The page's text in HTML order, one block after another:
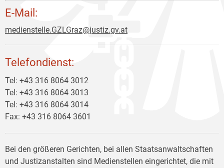
E-Mail:
medienstelle.GZLGraz@justiz.gv.at
Telefondienst:
Tel: +43 316 8064 3012
Tel: +43 316 8064 3013
Tel: +43 316 8064 3014
Fax: +43 316 8064 3601
Bei den größeren Gerichten, bei allen Staatsanwaltschaften
und Justizanstalten sind Medienstellen eingerichtet, die mit